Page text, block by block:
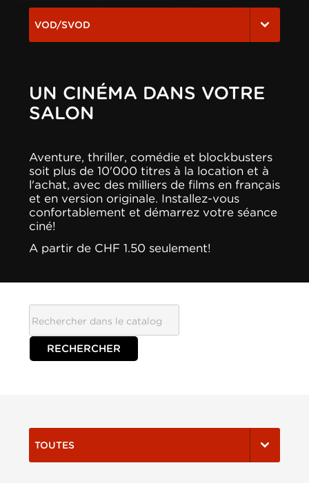
VOD/SVOD
UN CINÉMA DANS VOTRE
SALON
Aventure, thriller, comédie et blockbusters
soit plus de 10'000 titres à la location et à
l'achat, avec des milliers de films en français
et en version originale. Installez-vous
confortablement et démarrez votre séance
ciné!
A partir de CHF 1.50 seulement!
TOUTES